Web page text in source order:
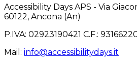
Accessibility Days APS - Via
60122, Ancona (An)
P.IVA: 02923190421 C.F.:
Mail : info@accessibilitydays.it